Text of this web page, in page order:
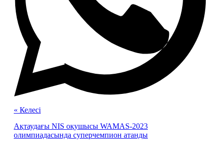
« Келесі
Ақтаудағы NIS оқушысы WAMAS-2023
олимпиадасында суперчемпион атанды